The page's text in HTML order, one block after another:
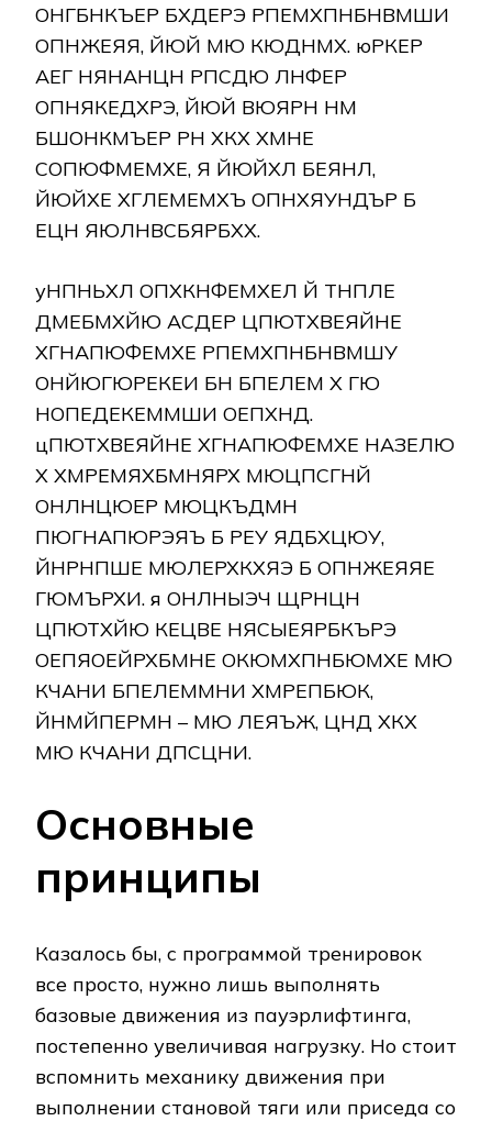
ОНГБНКЪЕР БХДЕРЭ РПЕМХПНБНВМШИ
ОПНЖЕЯЯ, ЙЮЙ МЮ КЮДНМХ. юРКЕР
АЕГ НЯНАНЦН РПСДЮ ЛНФЕР
ОПНЯКЕДХРЭ, ЙЮЙ ВЮЯРН НМ
БШОНКМЪЕР РН ХКХ ХМНЕ
СОПЮФМЕМХЕ, Я ЙЮЙХЛ БЕЯНЛ,
ЙЮЙХЕ ХГЛЕМЕМХЪ ОПНХЯУНДЪР Б
ЕЦН ЯЮЛНВСБЯРБХХ.
уНПНЬХЛ ОПХКНФЕМХЕЛ Й ТНПЛЕ
ДМЕБМХЙЮ АСДЕР ЦПЮТХВЕЯЙНЕ
ХГНАПЮФЕМХЕ РПЕМХПНБНВМШУ
ОНЙЮГЮРЕКЕИ БН БПЕЛЕМ Х ГЮ
НОПЕДЕКЕММШИ ОЕПХНД.
цПЮТХВЕЯЙНЕ ХГНАПЮФЕМХЕ НАЗЕЛЮ
Х ХМРЕМЯХБМНЯРХ МЮЦПСГНЙ
ОНЛНЦЮЕР МЮЦКЪДМН
ПЮГНАПЮРЭЯЪ Б РЕУ ЯДБХЦЮУ,
ЙНРНПШЕ МЮЛЕРХКХЯЭ Б ОПНЖЕЯЯЕ
ГЮМЪРХИ. я ОНЛНЫЭЧ ЩРНЦН
ЦПЮТХЙЮ КЕЦВЕ НЯСЫЕЯРБКЪРЭ
ОЕПЯОЕЙРХБМНЕ ОКЮМХПНБЮМХЕ МЮ
КЧАНИ БПЕЛЕММНИ ХМРЕПБЮК,
ЙНМЙПЕРМН – МЮ ЛЕЯЪЖ, ЦНД ХКХ
МЮ КЧАНИ ДПСЦНИ.
Основные
принципы
Казалось бы, с программой тренировок
все просто, нужно лишь выполнять
базовые движения из пауэрлифтинга,
постепенно увеличивая нагрузку. Но стоит
вспомнить механику движения при
выполнении становой тяги или приседа со